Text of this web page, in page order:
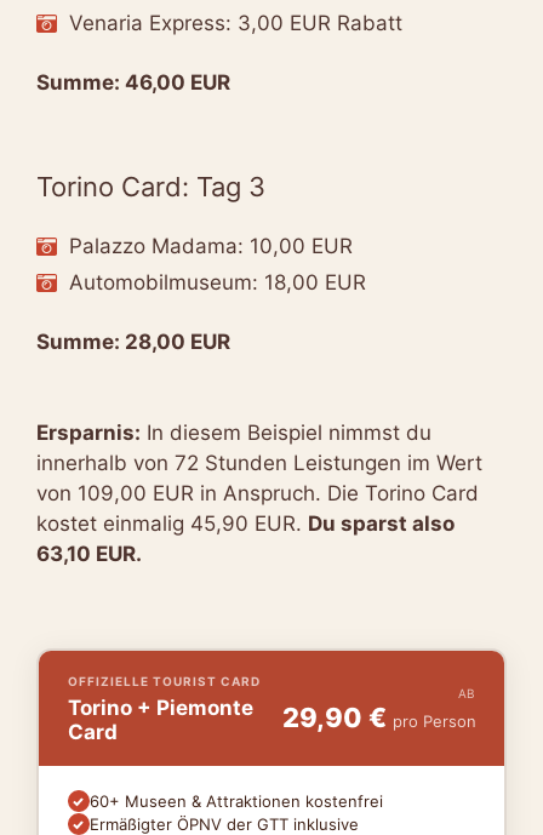
Venaria Express: 3,00 EUR Rabatt
Summe: 46,00 EUR
Torino Card: Tag 3
Palazzo Madama: 10,00 EUR
Automobilmuseum: 18,00 EUR
Summe: 28,00 EUR
Ersparnis: In diesem Beispiel nimmst du
innerhalb von 72 Stunden Leistungen im Wert
von 109,00 EUR in Anspruch. Die Torino Card
kostet einmalig 45,90 EUR. Du sparst also
63,10 EUR.
OFFIZIELLE TOURIST CARD
Torino + Piemonte
Card
AB
29,90 € pro Person
60+ Museen & Attraktionen kostenfrei
Ermäßigter ÖPNV der GTT inklusive